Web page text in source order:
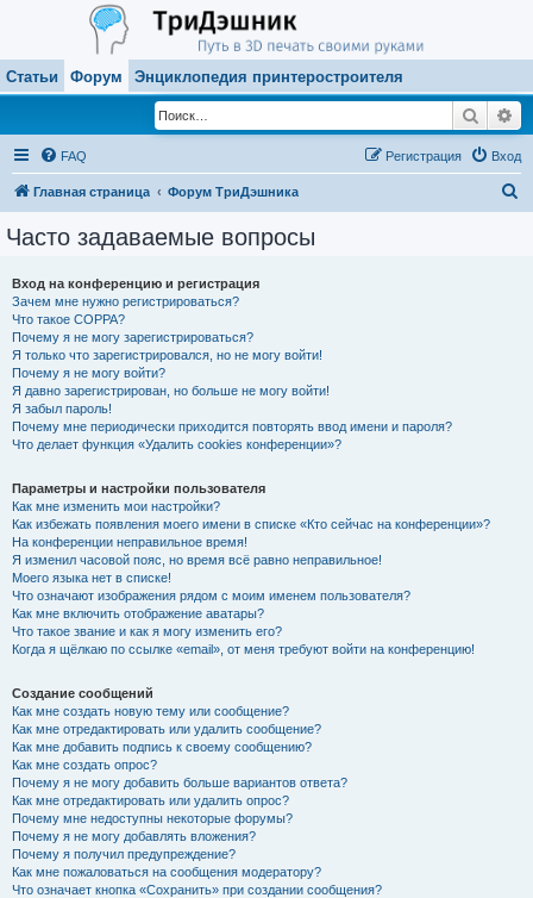
Статьи Форум Энциклопедия принтеростроителя
Поиск
FAQ Вход
Регистрация
Главная страница Форум ТриДэшника
Часто задаваемые вопросы
Вход на конференцию и регистрация
Зачем мне нужно регистрироваться?
Что такое COPPA?
Почему я не могу зарегистрироваться?
Я только что зарегистрировался, но не могу войти!
Почему я не могу войти?
Я давно зарегистрирован, но больше не могу войти!
Я забыл пароль!
Почему мне периодически приходится повторять ввод имени и пароля?
Что делает функция «Удалить cookies конференции»?
Параметры и настройки пользователя
Как мне изменить мои настройки?
Как избежать появления моего имени в списке «Кто сейчас на конференции»?
На конференции неправильное время!
Я изменил часовой пояс, но время всё равно неправильное!
Моего языка нет в списке!
Что означают изображения рядом с моим именем пользователя?
Как мне включить отображение аватары?
Что такое звание и как я могу изменить его?
Когда я щёлкаю по ссылке «email», от меня требуют войти на конференцию!
Создание сообщений
Как мне создать новую тему или сообщение?
Как мне отредактировать или удалить сообщение?
Как мне добавить подпись к своему сообщению?
Как мне создать опрос?
Почему я не могу добавить больше вариантов ответа?
Как мне отредактировать или удалить опрос?
Почему мне недоступны некоторые форумы?
Почему я не могу добавлять вложения?
Почему я получил предупреждение?
Как мне пожаловаться на сообщения модератору?
Что означает кнопка «Сохранить» при создании сообщения?